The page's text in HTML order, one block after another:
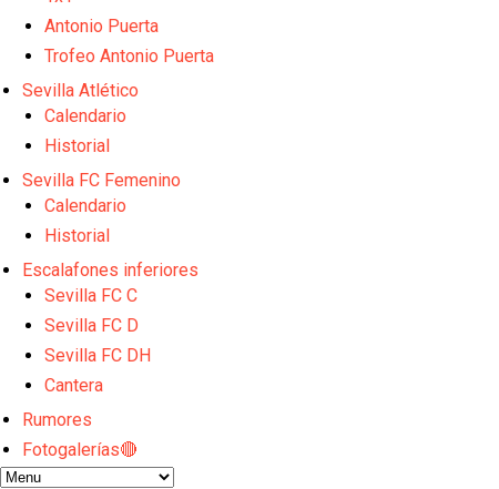
Juanlu se marcha traspasado al Bournemouth
Previa | El Sevilla FC cierra la pretemporada con
Patrick Mercado no jugará en el Sevilla FC
Antonio Puerta
Trofeo Antonio Puerta
Sevilla Atlético
Calendario
Historial
Sevilla FC Femenino
Calendario
Historial
Escalafones inferiores
Sevilla FC C
Sevilla FC D
Sevilla FC DH
Cantera
Rumores
Fotogalerías🔴